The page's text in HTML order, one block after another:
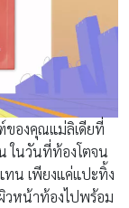
ของคุณแม่ลิเดียที่
ในวันที่ท้องโตจน
น เพียงแค่แปะทิ้ง
วหน้าท้องไปพร้อม